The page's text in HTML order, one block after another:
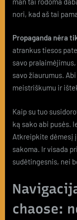
nori, kad aš tai
Propaganda nėra
atrankus tiesos
savo
savo žiaurumus.
meistriškumu ir
Kaip su tuo
ką sako abi pusės.
Atkreipkite dėmesį
sakoma. Ir visada
sudėtingesnis, nei
chaose: